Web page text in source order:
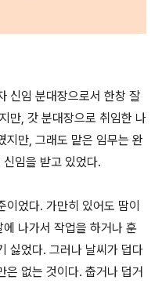
신임 분대장으로서 한창 잘
만, 갓 분대장으로 취임한 나
지만, 그래도 맡은 임무는 완
임을 받고 있었다.
이었다. 가만히 있어도 땀이
나가서 작업을 하거나 훈
싫었다. 그러나 날씨가 덥다
은 없는 것이다. 춥거나 덥거